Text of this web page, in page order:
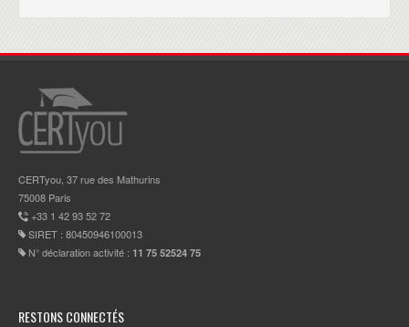
CERTyou, 37 rue des Mathurins
75008 Paris
+33 1 42 93 52 72
SIRET : 80450946100013
N° déclaration activité : 11 75 52524 75
RESTONS CONNECTÉS